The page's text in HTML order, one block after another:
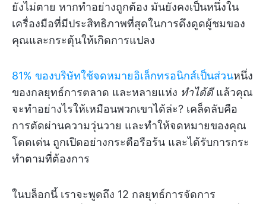
ยังไม่ตาย หากทำอย่างถูกต้อง มันยังคงเป็นหนึ่งใน
เครื่องมือที่มีประสิทธิภาพที่สุดในการดึงดูดผู้ชมของ
คุณและกระตุ้นให้เกิดการแปลง
81% ของบริษัทใช้จดหมายอิเล็กทรอนิกส์เป็นส่วนหนึ่ง
ของกลยุทธ์การตลาด และหลายแห่ง ทำได้ดีแล้วคุณ
จะทำอย่างไรให้เหมือนพวกเขาได้ล่ะ? เคล็ดลับคือ
การตัดผ่านความวุ่นวาย และทำให้จดหมายของคุณ
โดดเด่น ถูกเปิดอย่างกระตือรือร้น และได้รับการกระ
ทำตามที่ต้องการ
ในบล็อกนี้ เราจะพูดถึง 12 กลยุทธ์การจัดการ